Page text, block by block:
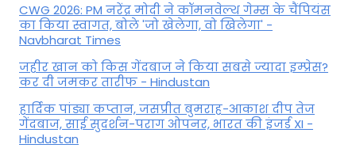
CWG 2026: PM नरेंद्र मोदी ने कॉमनवेल्थ गेम्स के चैंपियंस
का किया स्वागत, बोले 'जो खेलेगा, वो खिलेगा' -
Navbharat Times
जहीर खान को किस गेंदबाज ने किया सबसे ज्यादा इम्प्रेस?
कर दी जमकर तारीफ - Hindustan
हार्दिक पांड्या कप्तान, जसप्रीत बुमराह-आकाश दीप तेज
गेंदबाज, साई सुदर्शन-पराग ओपनर, भारत की इंजर्ड XI -
Hindustan